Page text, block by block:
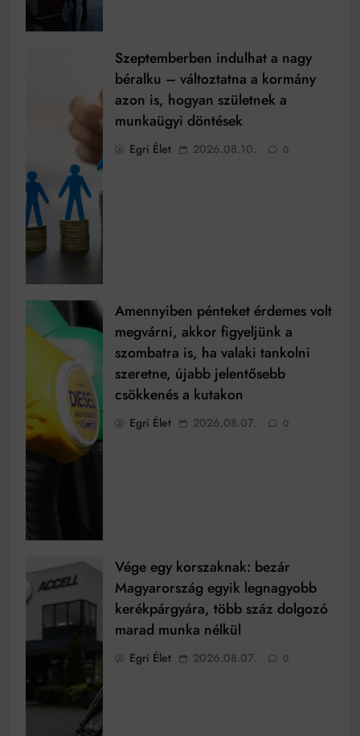
Szeptemberben indulhat a nagy
béralku – változtatna a kormány
azon is, hogyan születnek a
munkaügyi döntések
Egri Élet 2026.08.10. 0
Amennyiben pénteket érdemes volt
megvárni, akkor figyeljünk a
szombatra is, ha valaki tankolni
szeretne, újabb jelentősebb
csökkenés a kutakon
Egri Élet 2026.08.07. 0
Vége egy korszaknak: bezár
Magyarország egyik legnagyobb
kerékpárgyára, több száz dolgozó
marad munka nélkül
Egri Élet 2026.08.07. 0